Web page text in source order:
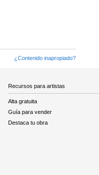
¿Contenido inapropiado?
Recursos para artistas
Alta gratuita
Guía para vender
Destaca tu obra